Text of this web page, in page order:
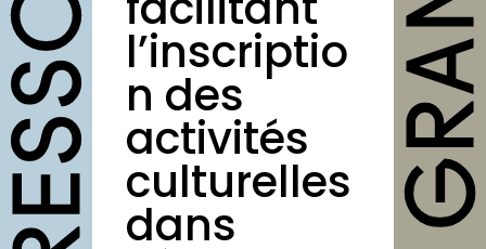
outils
Fiches pratiques
Modèles
Guides
Grilles
Chartes
l’inscriptio
n des
activités
culturelles
dans